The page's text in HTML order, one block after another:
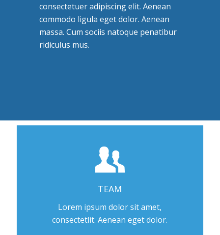
consectetuer adipiscing elit. Aenean
commodo ligula eget dolor. Aenean
massa. Cum sociis natoque penatibur
ridiculus mus.
TEAM
Lorem ipsum dolor sit amet,
consectetlit. Aenean eget dolor.